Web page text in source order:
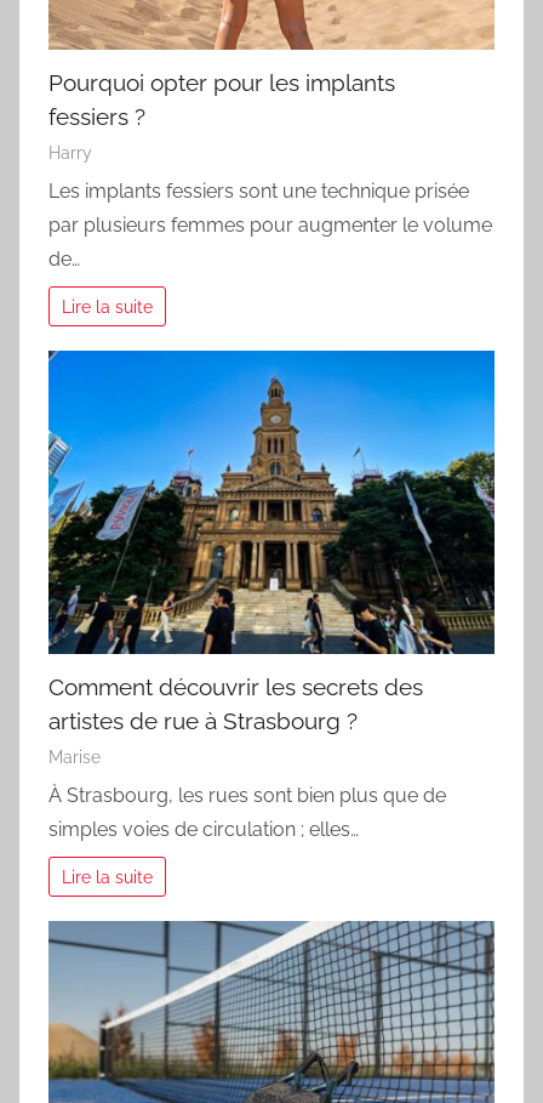
Pourquoi opter pour les implants
fessiers ?
Harry
Les implants fessiers sont une technique prisée
par plusieurs femmes pour augmenter le volume
de…
Lire la suite
Comment découvrir les secrets des
artistes de rue à Strasbourg ?
Marise
À Strasbourg, les rues sont bien plus que de
simples voies de circulation ; elles…
Lire la suite